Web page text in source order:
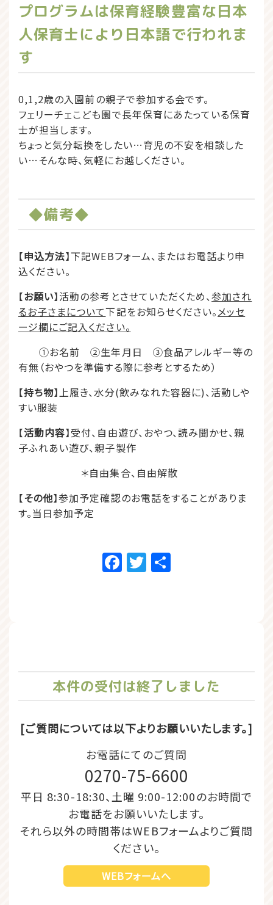
プログラムは保育経験豊富な日本
人保育士により日本語で行われま
す
0,1,2歳の入園前の親子で参加する会です。
フェリーチェこども園で長年保育にあたっている保育
士が担当します。
ちょっと気分転換をしたい…育児の不安を相談した
い…そんな時、気軽にお越しください。
◆備考◆
【申込方法】下記WEBフォーム、またはお電話より申
込ください。
【お願い】活動の参考とさせていただくため、参加され
るお子さまについて下記をお知らせください。メッセ
ージ欄にご記入ください。
①お名前 ②生年月日 ③食品アレルギー等の
有無（おやつを準備する際に参考とするため）
【持ち物】上履き、水分(飲みなれた容器に)、活動しや
すい服装
【活動内容】受付、自由遊び、おやつ、読み聞かせ、親
子ふれあい遊び、親子製作
＊自由集合、自由解散
【その他】参加予定確認のお電話をすることがありま
す。当日参加予定
Facebook
Twitter
本件の受付は終了しました
[ご質問については以下よりお願いいたします。]
お電話にてのご質問
0270-75-6600
平日 8:30-18:30、土曜 9:00-12:00のお時間で
お電話をお願いいたします。
それら以外の時間帯はWEBフォームよりご質問
ください。
WEBフォームへ